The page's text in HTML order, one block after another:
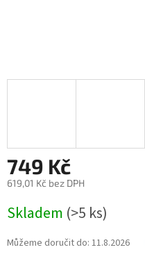
749 Kč
619,01 Kč bez DPH
cena:
Skladem (>5 ks)
Můžeme doručit do: 11.8.2026